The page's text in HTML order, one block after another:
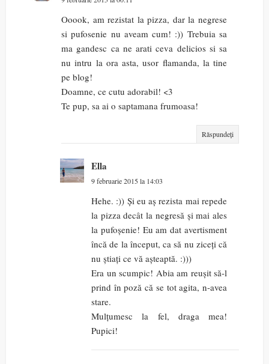
Ooook, am rezistat la pizza, dar la negrese
si pufosenie nu aveam cum! :)) Trebuia sa
ma gandesc ca ne arati ceva delicios si sa
nu intru la ora asta, usor flamanda, la tine
pe blog!
Doamne, ce cutu adorabil! <3
Te pup, sa ai o saptamana frumoasa!
Răspundeți
Ella
9 februarie 2015 la 14:03
Hehe. :)) Și eu aș rezista mai repede
la pizza decât la negresă și mai ales
la pufoșenie! Eu am dat avertisment
încă de la început, ca să nu ziceți că
nu știați ce vă așteaptă. :)))
Era un scumpic! Abia am reușit să-l
prind în poză că se tot agita, n-avea
stare.
Mulțumesc la fel, draga mea!
Pupici!